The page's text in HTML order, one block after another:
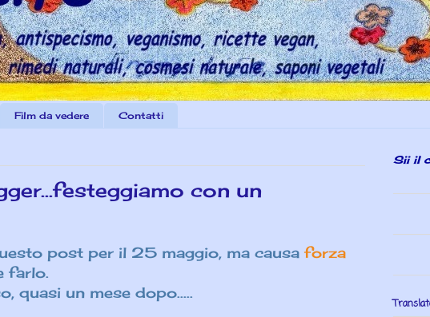
Film da vedere Contatti
con un
post per il 25 maggio, ma causa forza
farlo.
quasi un mese dopo.....
Sii il